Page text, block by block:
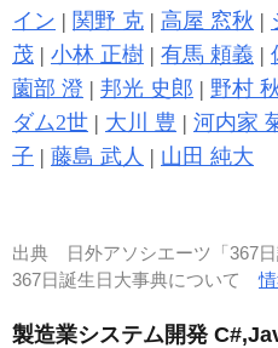
イン | 関野 克 | 高屋 窓秋 |
茂 | 小林 正樹 | 有馬 頼義 |
薗部 澄 | 邦光 史郎 | 野村
ダム2世 | 大川 豊 | 河内家
子 | 藤島 武人 | 山田 純大
出典
日外アソシエーツ「367日
367日誕生日大事典について
製造業システム開発